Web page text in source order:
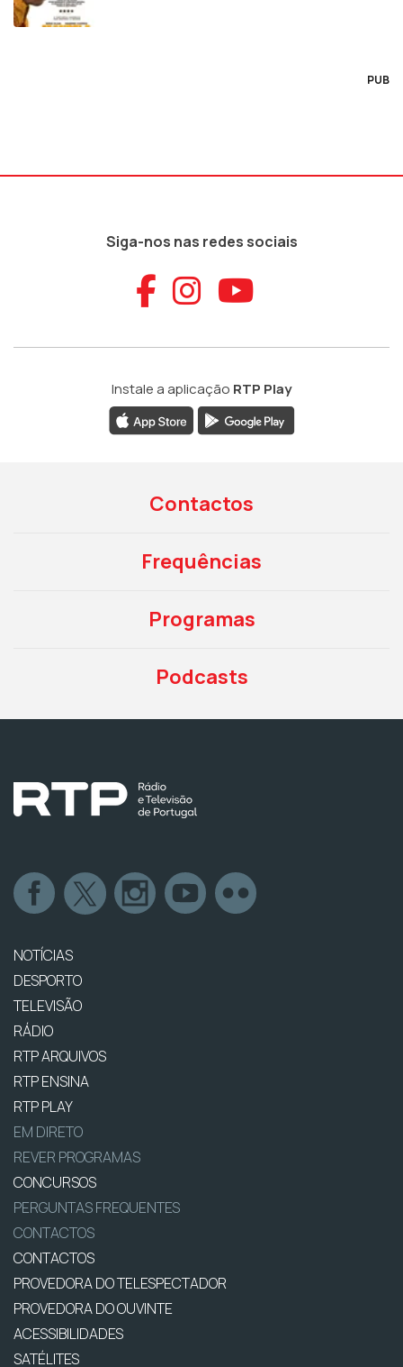
PUB
Siga-nos nas redes sociais
Aceder ao
Aceder ao
Aceder
Instale a aplicação RTP Play
Contactos
Frequências
Programas
Podcasts
NOTÍCIAS
DESPORTO
TELEVISÃO
RÁDIO
RTP ARQUIVOS
RTP ENSINA
RTP PLAY
EM DIRETO
REVER PROGRAMAS
CONCURSOS
PERGUNTAS FREQUENTES
CONTACTOS
CONTACTOS
PROVEDORA DO TELESPECTADOR
PROVEDORA DO OUVINTE
ACESSIBILIDADES
SATÉLITES